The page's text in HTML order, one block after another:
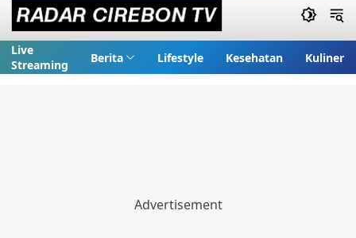
Live
Streaming
Berita Lifestyle Kesehatan Kuliner